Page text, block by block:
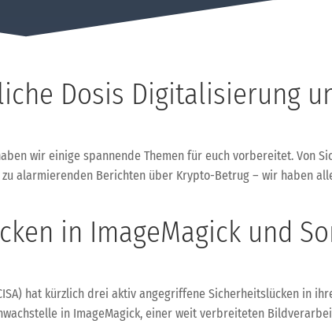
Dosis Digitalisierung
wir einige spannende Themen für euch vorbereitet. Von
alarmierenden Berichten über Krypto-Betrug – wir haben
in ImageMagick und
hat kürzlich drei aktiv angegriffene Sicherheitslücken in
in ImageMagick, einer weit verbreiteten